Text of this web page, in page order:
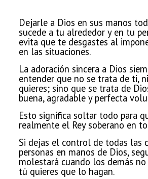
Dejarle a Dios en sus manos
sucede a tu alrededor y en tu
evita que te desgastes al
en las situaciones.
La adoración sincera a Dios
entender que no se trata de ti,
quieres; sino que se trata de
buena, agradable y perfecta
Esto significa soltar todo para
realmente el Rey soberano en
Si dejas el control de todas las
personas en manos de Dios,
molestará cuando los demás
tú quieres que lo hagan.